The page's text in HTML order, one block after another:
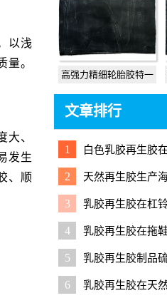
以浅
量。
大、
发生
、顺
高强力精细轮胎胶特一
文章排行
1
白色乳胶再生胶
应用
2
天然再生胶生产
意事项与实用配方
3 乳胶再生胶在杠
4 乳胶再生胶在拖
5
乳胶再生胶制品
促进剂好？
6
乳胶再生胶在天